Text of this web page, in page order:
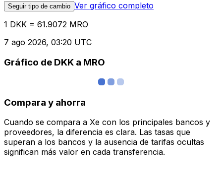
Seguir tipo de cambio Ver gráfico completo
1 DKK = 61.9072 MRO
7 ago 2026, 03:20 UTC
Gráfico de DKK a MRO
Compara y ahorra
Cuando se compara a Xe con los principales bancos y
proveedores, la diferencia es clara. Las tasas que
superan a los bancos y la ausencia de tarifas ocultas
significan más valor en cada transferencia.